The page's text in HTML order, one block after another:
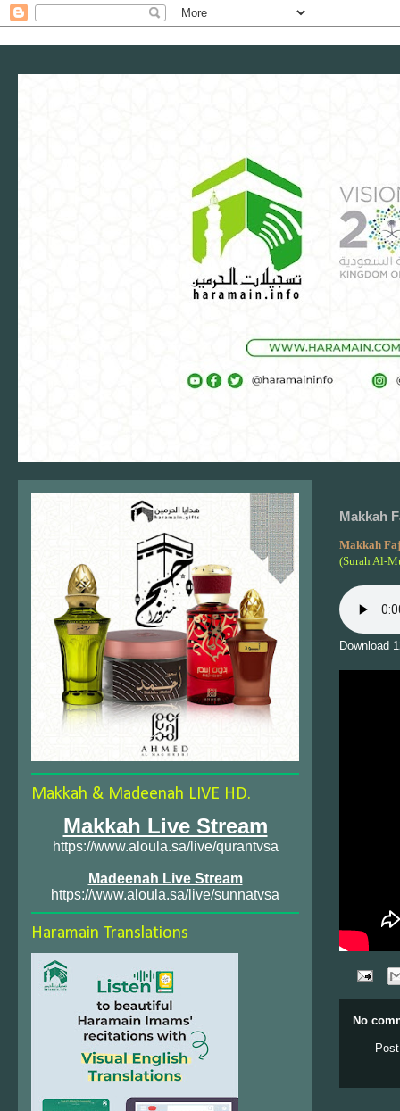
Makkah
Makkah
(Surah Al-
Download
No
Makkah & Madeenah LIVE HD.
Makkah Live Stream
https://www.aloula.sa/live/qurantvsa
Madeenah Live Stream
https://www.aloula.sa/live/sunnatvsa
Haramain Translations